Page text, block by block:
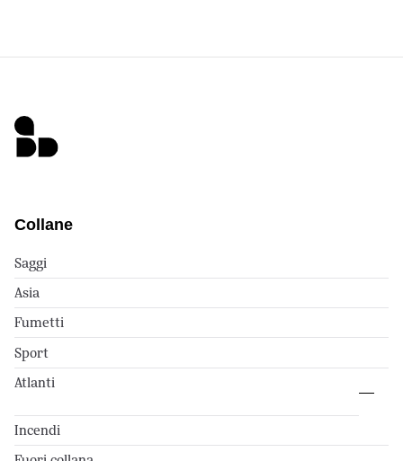
Collane
Saggi
Asia
Fumetti
Sport
Atlanti
Incendi